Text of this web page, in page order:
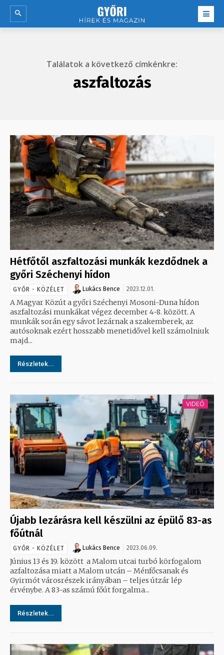
Találatok a következő címkénkre:
aszfaltozás
Hétfőtől aszfaltozási munkák kezdődnek a
győri Széchenyi hídon
GYŐR - KÖZÉLET Lukács Bence 2023.12.01.
A Magyar Közút a győri Széchenyi Mosoni-Duna hídon
aszfaltozási munkákat végez december 4-8. között. A
munkák során egy sávot lezárnak a szakemberek, az
autósoknak ezért hosszabb menetidővel kell számolniuk
majd...
Részletek...
VIDEÓ
Újabb lezárásra kell készülni az épülő 83-as
főútnál
GYŐR - KÖZÉLET Lukács Bence 2023.06.09.
Június 13 és 19. között a Malom utcai turbó körfogalom
azfaltozása miatt a Malom utcán – Ménfőcsanak és
Gyirmót városrészek irányában – teljes útzár lép
érvénybe. A 83-as számú főút forgalma...
Részletek...